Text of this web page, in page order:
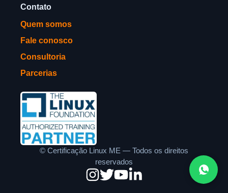
Contato
Quem somos
Fale conosco
Consultoria
Parcerias
© Certificação Linux ME — Todos os direitos
reservados